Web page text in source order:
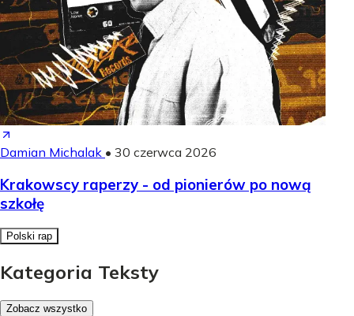
Damian Michalak • 30 czerwca 2026
Krakowscy raperzy - od pionierów po nową
szkołę
Polski rap
Kategoria Teksty
Zobacz wszystko